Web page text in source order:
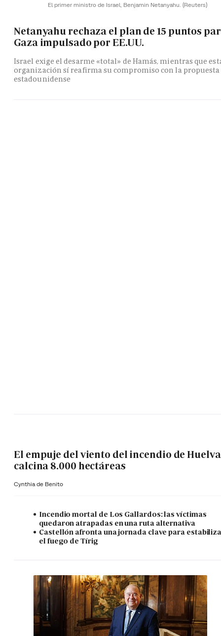
El primer ministro de Israel, Benjamin Netanyahu. (Reuters)
Netanyahu rechaza el plan de 15 puntos
Gaza impulsado por EE.UU.
Israel exige el desarme «total» de Hamás, mientras que
organización sí reafirma su compromiso con la propuesta
estadounidense
El empuje del viento del incendio de Huelva
calcina 8.000 hectáreas
Cynthia de Benito
Incendio mortal de Los Gallardos: las víctimas
quedaron atrapadas en una ruta alternativa
Castellón afronta una jornada clave para
el fuego de Tírig